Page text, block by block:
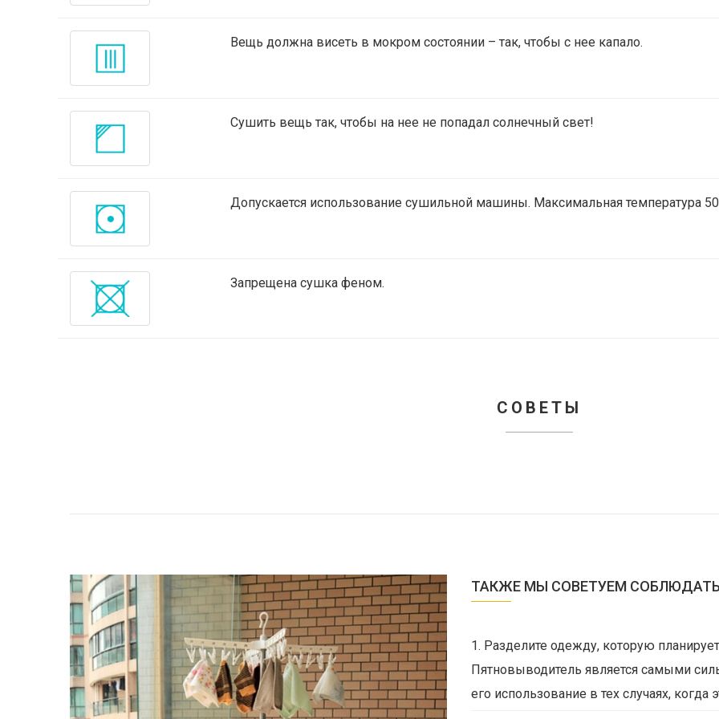
Вещь должна висеть в мокром состоянии – так, чтобы с нее капало.
Сушить вещь так, чтобы на нее не попадал солнечный свет!
Допускается использование сушильной машины. Максимальная температура
Запрещена сушка феном.
СОВЕТЫ
ТАКЖЕ МЫ СОВЕТУЕМ
1. Разделите одежду, которую
Пятновыводитель является самыми
его использование в тех случаях, когда